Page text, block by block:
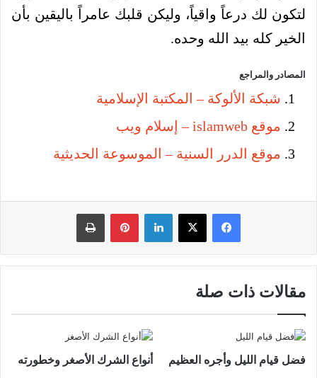
لتكون لك درعاً واقياً، وليكن قلبك عامراً باليقين بأن
الخير كله بيد الله وحده.
المصادر والمراجع
شبكة الألوكة – المكتبة الإسلامية
موقع islamweb – إسلام ويب
موقع الدرر السنية – الموسوعة الحديثية
فيسبوك لينكدإن بينتيريست
مقالات ذات صلة
فضل قيام الليل وأجره العظيم أنواع الشرك الأصغر وخطورته